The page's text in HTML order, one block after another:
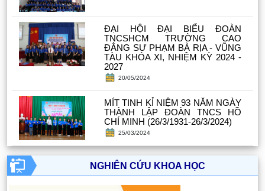
ĐẠI HỘI ĐẠI BIỂU ĐOÀN
TNCSHCM TRƯỜNG CAO
ĐẲNG SƯ PHẠM BÀ RỊA - VŨNG
TÀU KHÓA XI, NHIỆM KỲ 2024 -
2027
20/05/2024
MÍT TINH KỈ NIỆM 93 NĂM NGÀY
THÀNH LẬP ĐOÀN TNCS HỒ
CHÍ MINH (26/3/1931-26/3/2024)
25/03/2024
NGHIÊN CỨU KHOA HỌC